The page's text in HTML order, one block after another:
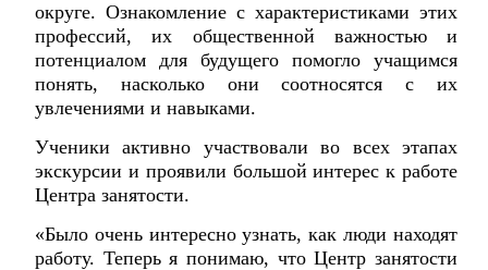
округе. Ознакомление с характеристиками этих
профессий, их общественной важностью и
потенциалом для будущего помогло учащимся
понять, насколько они соотносятся с их
увлечениями и навыками.
Ученики активно участвовали во всех этапах
экскурсии и проявили большой интерес к работе
Центра занятости.
«Было очень интересно узнать, как люди находят
работу. Теперь я понимаю, что Центр занятости